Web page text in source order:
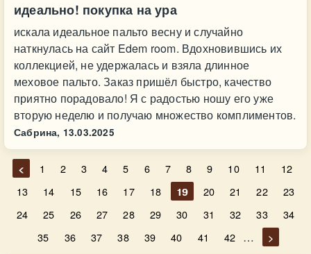
идеально! покупка на ура
искала идеальное пальто весну и случайно
наткнулась на сайт Edem room. Вдохновившись их
коллекцией, не удержалась и взяла длинное
меховое пальто. Заказ пришёл быстро, качество
приятно порадовало! Я с радостью ношу его уже
вторую неделю и получаю множество комплиментов.
Сабрина, 13.03.2025
< 1 2 3 4 5 6 7 8 9 10 11
12
13
14 15 16 17 18 19 20 21 22
23
24
25 26 27 28 29 30 31 32 33
34
35
36 37 38 39 40 41 42 … >